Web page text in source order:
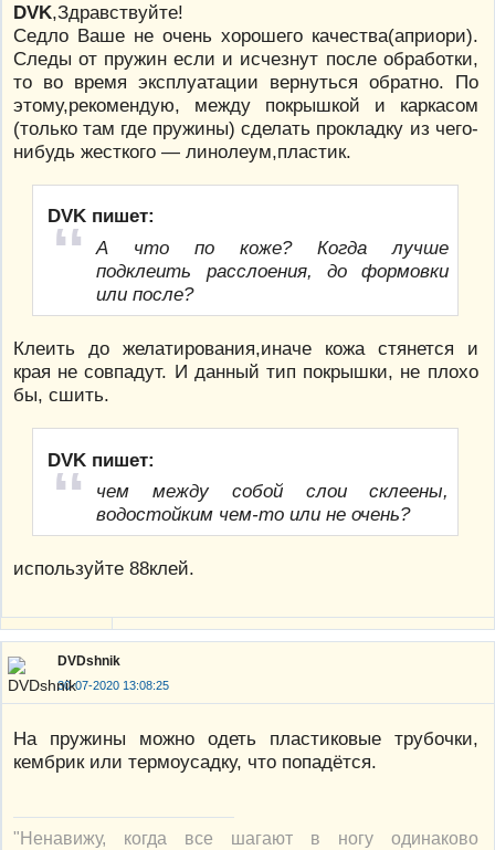
DVK,Здравствуйте!
Седло Ваше не очень хорошего качества(априори).
Следы от пружин если и исчезнут после обработки,
то во время эксплуатации вернуться обратно. По
этому,рекомендую, между покрышкой и каркасом
(только там где пружины) сделать прокладку из чего-
нибудь жесткого — линолеум,пластик.
DVK пишет:
А что по коже? Когда лучше
подклеить расслоения, до формовки
или после?
Клеить до желатирования,иначе кожа стянется и
края не совпадут. И данный тип покрышки, не плохо
бы, сшить.
DVK пишет:
чем между собой слои склеены,
водостойким чем-то или не очень?
используйте 88клей.
DVDshnik
30-07-2020 13:08:25
На пружины можно одеть пластиковые трубочки,
кембрик или термоусадку, что попадётся.
"Ненавижу, когда все шагают в ногу одинаково